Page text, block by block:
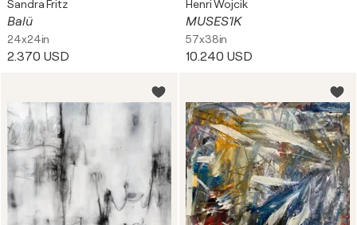
Sandra Fritz
Balü
24x24in
2.370 USD
Henri Wojcik
MUSES'IK
57x38in
10.240 USD